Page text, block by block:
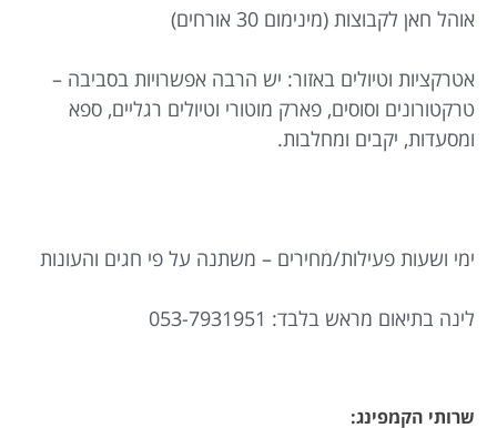
אוהל חאן לקבוצות (מינימום 30 אורחים)
אטרקציות וטיולים באזור: יש הרבה אפשרויות בסביבה –
טרקטורונים וסוסים, פארק מוטורי וטיולים רגליים, ספא
ומסעדות, יקבים ומחלבות.
ימי ושעות פעילות/מחירים – משתנה על פי חגים והעונות
לינה בתיאום מראש בלבד: 053-7931951
שרותי הקמפינג: